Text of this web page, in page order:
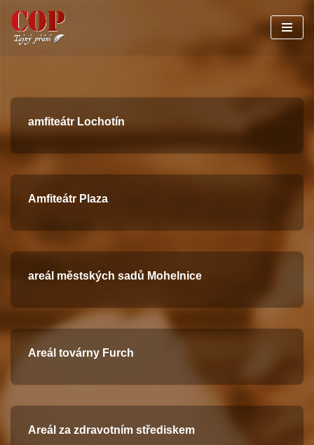
Přeskočit
amfiteátr Lochotín
Amfiteátr Plaza
areál městských sadů Mohelnice
Areál továrny Furch
Areál za zdravotním střediskem